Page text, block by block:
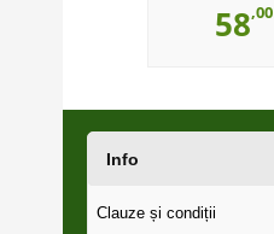
58,00
Info
Clauze și condiții